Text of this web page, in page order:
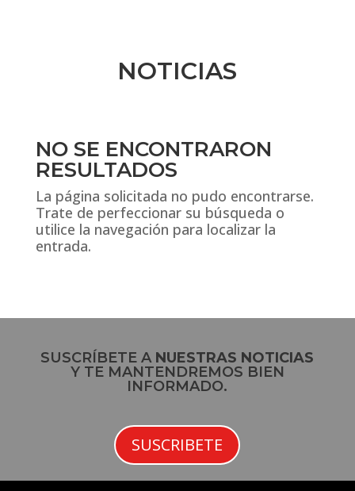
NOTICIAS
NO SE ENCONTRARON
RESULTADOS
La página solicitada no pudo encontrarse.
Trate de perfeccionar su búsqueda o
utilice la navegación para localizar la
entrada.
SUSCRÍBETE ANUESTRAS NOTICIAS
Y TE MANTENDREMOS BIEN
INFORMADO.
SUSCRIBETE